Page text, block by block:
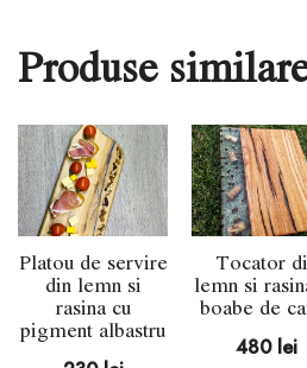
Produse
Platou de servire
din lemn si
rasina cu
pigment albastru
Tocator
lemn si
boabe de
480 lei